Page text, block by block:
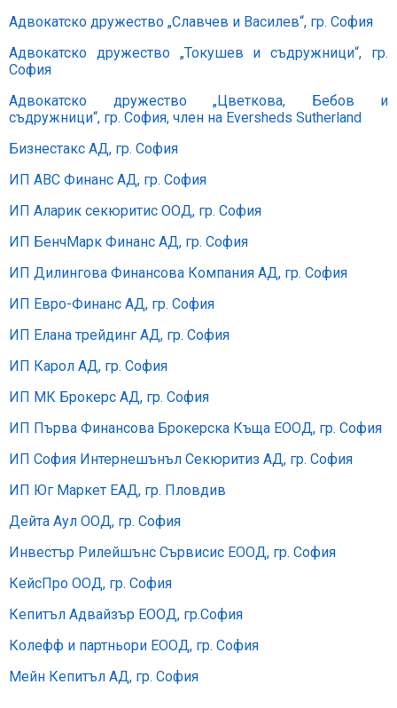
Адвокатско дружество „Славчев и Василев“, гр. София
Адвокатско дружество „Токушев и съдружници“, гр.
София
Адвокатско дружество „Цветкова, Бебов и
съдружници“, гр. София, член на Eversheds Sutherland
Бизнестакс АД, гр. София
ИП АВС Финанс АД, гр. София
ИП Аларик секюритис ООД, гр. София
ИП БенчМарк Финанс АД, гр. София
ИП Дилингова Финансова Компания АД, гр. София
ИП Евро-Финанс АД, гр. София
ИП Елана трейдинг АД, гр. София
ИП Карол АД, гр. София
ИП МК Брокерс АД, гр. София
ИП Първа Финансова Брокерска Къща ЕООД, гр. София
ИП София Интернешънъл Секюритиз АД, гр. София
ИП Юг Маркет ЕАД, гр. Пловдив
Дейта Aул ООД, гр. София
Инвестър Рилейшънс Сървисис ЕООД, гр. София
КейсПро ООД, гр. София
Кепитъл Адвайзър ЕООД, гр.София
Колефф и партньори ЕООД, гр. София
Мейн Кепитъл АД, гр. София